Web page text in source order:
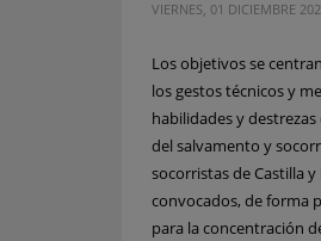
VIERNES, 01 DICIEMBRE
Los objetivos se
los gestos técnicos y
habilidades y destrezas
del salvamento y
socorristas de Castilla y
convocados, de forma
para la concentración